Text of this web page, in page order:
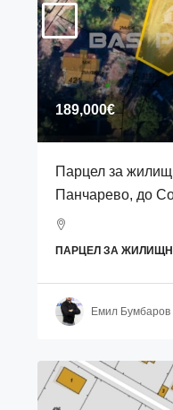
189,000€
Парцел за
Панчарево, до
ПАРЦЕЛ ЗА
Емил Бумбаров